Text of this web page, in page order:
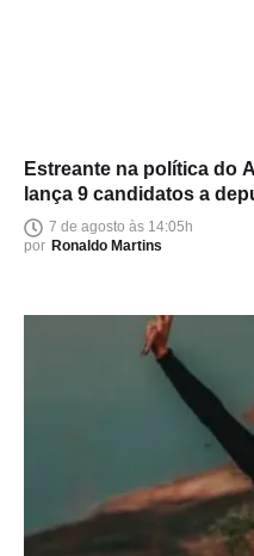
Estreante na política do
lança 9 candidatos a
7 de agosto às 14:05h
por Ronaldo Martins